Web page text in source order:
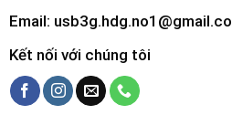
Email:
Kết nối với chúng tôi